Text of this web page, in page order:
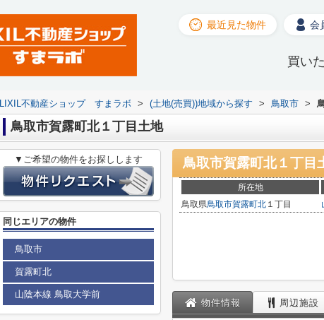
最近見た物件 会
買い
LIXIL不動産ショップ すまラボ > (土地(売買))地域から探す > 鳥取市 >
鳥取市賀露町北１丁目土地
鳥取市賀露町北１丁目
所在地
鳥取県鳥取市賀露町北 １丁目
物件情報 周辺施設
▼ご希望の物件をお探しします
同じエリアの物件
鳥取市
賀露町北
山陰本線 鳥取大学前